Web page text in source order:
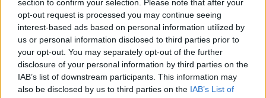
section to confirm your selection. Please note that after your
opt-out request is processed you may continue seeing
interest-based ads based on personal information utilized by
us or personal information disclosed to third parties prior to
your opt-out. You may separately opt-out of the further
disclosure of your personal information by third parties on the
IAB’s list of downstream participants. This information may
also be disclosed by us to third parties on the IAB’s List of
vahvistuksiin rapakon takaa.
Tänään aiemmin Leijonat julkaisi ensimmäisen NHL-
vahvistuksen kisoihin, kunArttu Ruotsalainenosallistuu
MM-kisoihin . Ruotsalaiselle tulevat kisat ovat hänen
ensimmäiset aikuisten tasolla.